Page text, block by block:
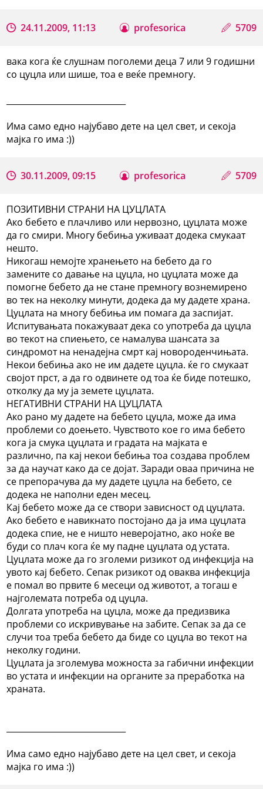
24.11.2009, 11:13 profesorica 5709
вака кога ќе слушнам поголеми деца 7 или 9 годишни
со цуцла или шише, тоа е веќе премногу.
Има само едно најубаво дете на цел свет, и секоја
мајка го има :))
30.11.2009, 09:15 profesorica 5709
ПОЗИТИВНИ СТРАНИ НА ЦУЦЛАТА
Ако бебето е плачливо или нервозно, цуцлата може
да го смири. Многу бебиња уживаат додека смукаат
нешто.
Никогаш немојте хранењето на бебето да го
замените со давање на цуцла, но цуцлата може да
помогне бебето да не стане премногу вознемирено
во тек на неколку минути, додека да му дадете храна.
Цуцлата на многу бебиња им помага да заспијат.
Испитувањата покажуваат дека со употреба да цуцла
во текот на спиењето, се намалува шансата за
синдромот на ненадејна смрт кај новороденчињата.
Некои бебиња ако не им дадете цуцла. ќе го смукаат
својот прст, а да го одвинете од тоа ќе биде потешко,
отколку да му ја земете цуцлата.
НЕГАТИВНИ СТРАНИ НА ЦУЦЛАТА
Ако рано му дадете на бебето цуцла, може да има
проблеми со доењето. Чувството кое го има бебето
кога ја смука цуцлата и градата на мајката е
различно, па кај некои бебиња тоа создава проблем
за да научат како да се дојат. Заради оваа причина не
се препорачува да му дадете цуцла на бебето, се
додека не наполни еден месец.
Кај бебето може да се створи зависност од цуцлата.
Ако бебето е навикнато постојано да ја има цуцлата
додека спие, не е ништо неверојатно, ако ноќе ве
буди со плач кога ќе му падне цуцлата од устата.
Цуцлата може да го зголеми ризикот од инфекција на
увото кај бебето. Сепак ризикот од оваква инфекција
е помал во првите 6 месеци од животот, а тогаш е
најголемата потреба од цуцла.
Долгата употреба на цуцла, може да предизвика
проблеми со искривување на забите. Сепак за да се
случи тоа треба бебето да биде со цуцла во текот на
неколку години.
Цуцлата ја зголемува можноста за габични инфекции
во устата и инфекции на органите за преработка на
храната.
Има само едно најубаво дете на цел свет, и секоја
мајка го има :))